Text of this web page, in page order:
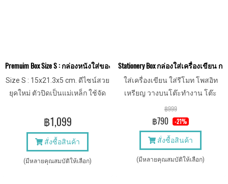
Premuim Box Size S : กล่องหนังใส่ของอเนกประสงค์ เกรดพรีเมี่ยม
Size S : 15x21.3x5 cm. ดีไซน์สวย
ยุคใหม่ ตัวปิดเป็นแม่เหล็ก ใช้จัด
ระเบียบ
฿1,099
สั่งซื้อสินค้า
(มีหลายคุณสมบัติให้เลือก)
Stationery Box กล่องใส่เครื่องเขียน
ใส่เครื่องเขียน ใส่รีโมท โพสอิท
เหรียญ วางบนโต๊ะทำงาน โต๊ะ
รับแขกเป็นระเบียบ หาง่าย เป็น
ของตกแต่งในบ้าน คอนโด ออฟฟิศ
ได้
฿999
฿790 -21%
สั่งซื้อสินค้า
(มีหลายคุณสมบัติให้เลือก)